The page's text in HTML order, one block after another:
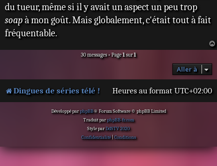
du tueur, même si il y avait un aspect un peu trop
soapà mon goût. Mais globalement, c'était tout à fait
fréquentable.
30 messages • Page1sur1
Aller à
Dingues de séries télé ! Heures au format UTC+02:00
Développé parphpBB® Forum Software © phpBB Limited
Traduit parphpBB-fr.com
Style parDdSTV 2020
Confidentialité|Conditions